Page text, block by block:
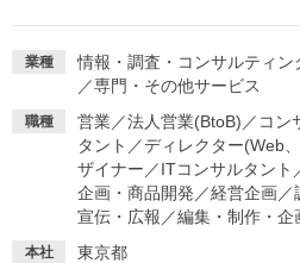
採用情報を探す
説明会を探
イベントを探す スカウト
就活ノウハウ・サポート
業種 情報・調査・コンサルティン
／専門・その他サービス
職種 営業／法人営業(BtoB) ／ コン
タント ／ディレクター(Web
ザイナー ／ITコンサルタント
企画・商品開発 ／経営企画／
宣伝・広報 ／編集・制作・企
本社 東京都